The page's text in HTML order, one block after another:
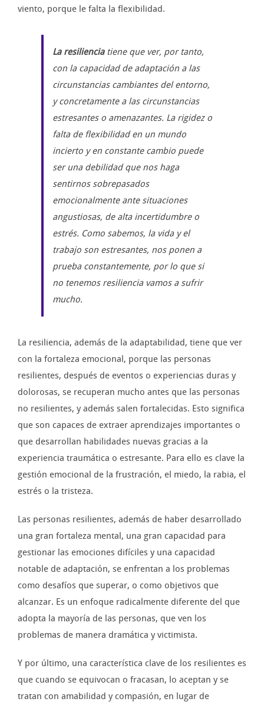
viento, porque le falta la flexibilidad.
La resilienciatiene que ver, por tanto,
con la capacidad de adaptación a las
circunstancias cambiantes del entorno,
y concretamente a las circunstancias
estresantes o amenazantes. La rigidez o
falta de flexibilidad en un mundo
incierto y en constante cambio puede
ser una debilidad que nos haga
sentirnos sobrepasados
emocionalmente ante situaciones
angustiosas, de alta incertidumbre o
estrés. Como sabemos, la vida y el
trabajo son estresantes, nos ponen a
prueba constantemente, por lo que si
no tenemos resiliencia vamos a sufrir
mucho.
La resiliencia, además de la adaptabilidad, tiene que ver
con la fortaleza emocional, porque las personas
resilientes, después de eventos o experiencias duras y
dolorosas, se recuperan mucho antes que las personas
no resilientes, y además salen fortalecidas. Esto significa
que son capaces de extraer aprendizajes importantes o
que desarrollan habilidades nuevas gracias a la
experiencia traumática o estresante. Para ello es clave la
gestión emocional de la frustración, el miedo, la rabia, el
estrés o la tristeza.
Las personas resilientes, además de haber desarrollado
una gran fortaleza mental, una gran capacidad para
gestionar las emociones difíciles y una capacidad
notable de adaptación, se enfrentan a los problemas
como desafíos que superar, o como objetivos que
alcanzar. Es un enfoque radicalmente diferente del que
adopta la mayoría de las personas, que ven los
problemas de manera dramática y victimista.
Y por último, una característica clave de los resilientes es
que cuando se equivocan o fracasan, lo aceptan y se
tratan con amabilidad y compasión, en lugar de